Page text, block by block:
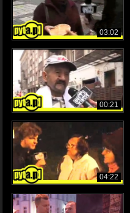
03:02
00:21
04:22